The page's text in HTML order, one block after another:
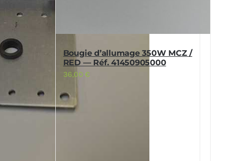
Bougie d’allumage 350W MCZ /
RED — Réf. 41450905000
36,00€